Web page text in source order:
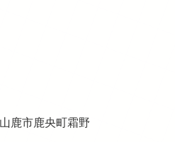
鹿市鹿央町霜野